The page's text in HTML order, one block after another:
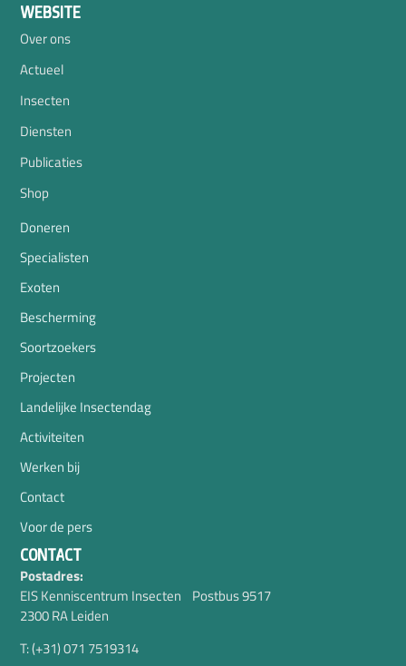
WEBSITE
Over ons
Actueel
Insecten
Diensten
Publicaties
Shop
Doneren
Specialisten
Exoten
Bescherming
Soortzoekers
Projecten
Landelijke Insectendag
Activiteiten
Werken bij
Contact
Voor de pers
CONTACT
Postadres:
EIS Kenniscentrum Insecten Postbus 9517
2300 RA Leiden
T: (+31) 071 7519314